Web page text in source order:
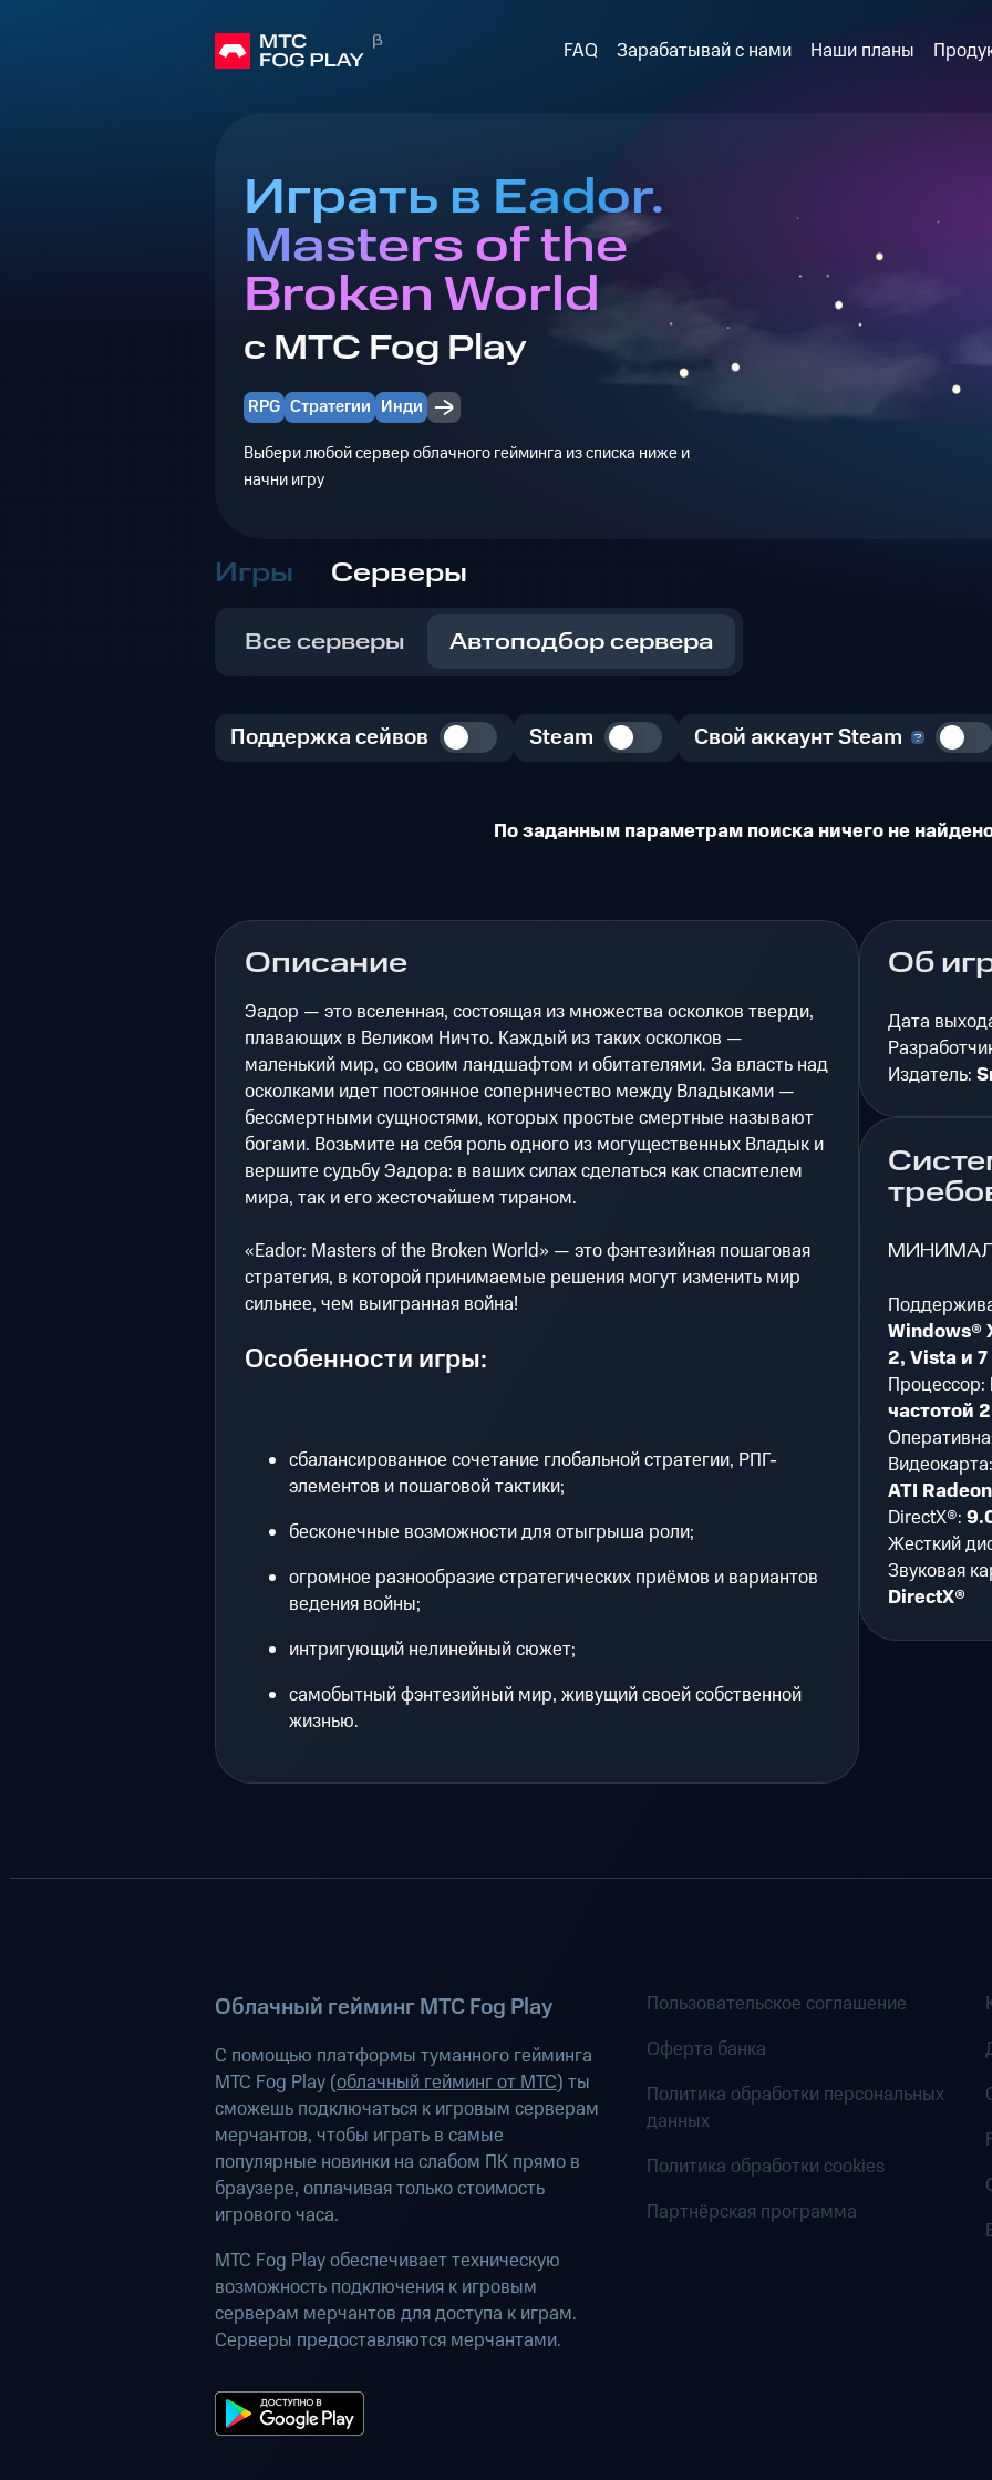
FAQ Зарабатывай с нами Наши планы
Играть в Eador.
Masters of the
Broken World
с МТС Fog Play
RPG Стратегии Инди
Выбери любой сервер облачного гейминга из списка ниже и
начни игру
Игры Серверы
Все серверы Автоподбор сервера
Поддержка сейвов Steam Свой аккаунт Steam
По заданным параметрам поиска ничего не
Описание
Эадор — это вселенная, состоящая из множества осколков тверди,
плавающих в Великом Ничто. Каждый из таких осколков —
маленький мир, со своим ландшафтом и обитателями. За власть над
осколками идет постоянное соперничество между Владыками —
бессмертными сущностями, которых простые смертные называют
богами. Возьмите на себя роль одного из могущественных Владык и
вершите судьбу Эадора: в ваших силах сделаться как спасителем
мира, так и его жесточайшем тираном.
«Eador: Masters of the Broken World» — это фэнтезийная пошаговая
стратегия, в которой принимаемые решения могут изменить мир
сильнее, чем выигранная война!
Особенности игры:
сбалансированное сочетание глобальной стратегии, РПГ-
элементов и пошаговой тактики;
бесконечные возможности для отыгрыша роли;
огромное разнообразие стратегических приёмов и вариантов
ведения войны;
интригующий нелинейный сюжет;
самобытный фэнтезийный мир, живущий своей собственной
жизнью.
Об
Дата
Издатель:
Windows®
2, Vista и 7
Процессор:
частотой
ATI
DirectX®:
Жесткий
Звуковая
DirectX®
Облачный гейминг МТС Fog Play
С помощью платформы туманного гейминга
МТС Fog Play (облачный гейминг от МТС) ты
сможешь подключаться к игровым серверам
мерчантов, чтобы играть в самые
популярные новинки на слабом ПК прямо в
браузере, оплачивая только стоимость
игрового часа.
МТС Fog Play обеспечивает техническую
возможность подключения к игровым
серверам мерчантов для доступа к играм.
Серверы предоставляются мерчантами.
Пользовательское соглашение
Оферта банка
Политика обработки персональных
данных
Политика обработки cookies
Партнёрская программа